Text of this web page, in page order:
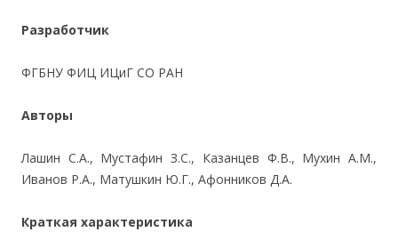
Разработчик
ФГБНУ ФИЦ ИЦиГ СО РАН
Авторы
Лашин С.А., Мустафин З.С., Казанцев Ф.В., Мухин А.М.,
Иванов Р.А., Матушкин Ю.Г., Афонников Д.А.
Краткая характеристика